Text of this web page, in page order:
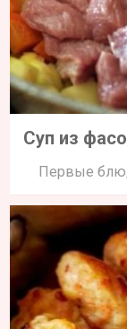
Суп из
Первые